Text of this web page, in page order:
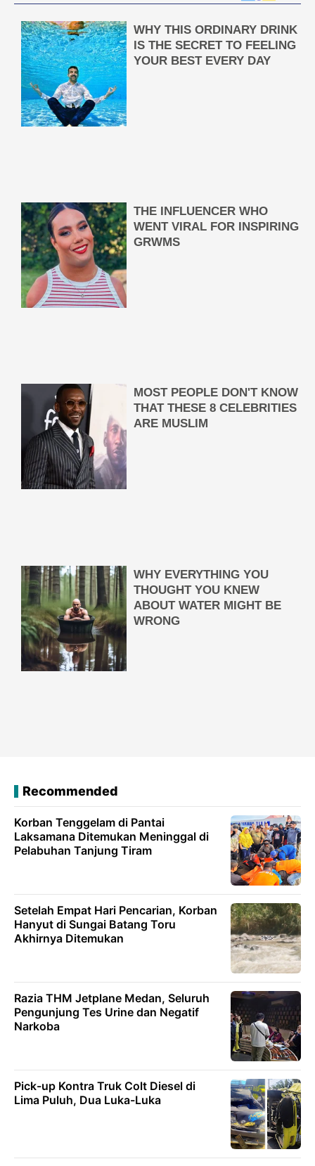
Recommended
Korban Tenggelam di Pantai
Laksamana Ditemukan Meninggal di
Pelabuhan Tanjung Tiram
Setelah Empat Hari Pencarian, Korban
Hanyut di Sungai Batang Toru
Akhirnya Ditemukan
Razia THM Jetplane Medan, Seluruh
Pengunjung Tes Urine dan Negatif
Narkoba
Pick-up Kontra Truk Colt Diesel di
Lima Puluh, Dua Luka-Luka